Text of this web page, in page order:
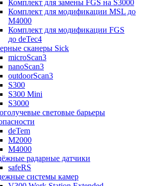
Комплект для замены FGS на S3000
Комплект для модификации MSL до
M4000
Комплект для модификации FGS
до deTec4
сканеры Sick
microScan3
nanoScan3
outdoorScan3
S300
S300 Mini
S3000
световые барьеры
deTem
M2000
M4000
радарные датчики
safeRS
системы камер